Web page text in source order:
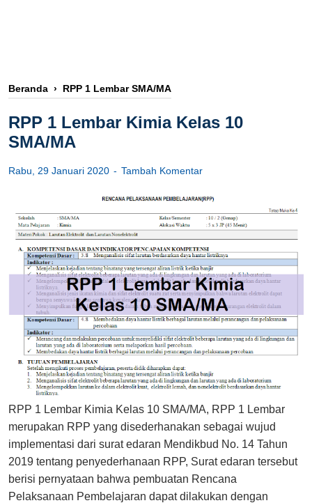
Beranda › RPP 1 Lembar SMA/MA
RPP 1 Lembar Kimia Kelas 10
SMA/MA
Rabu, 29 Januari 2020 Tambah Komentar
RPP 1 Lembar Kimia Kelas 10 SMA/MA, RPP 1 Lembar
merupakan RPP yang disederhanakan sebagai wujud
implementasi dari surat edaran Mendikbud No. 14 Tahun
2019 tentang penyederhanaan RPP, Surat edaran tersebut
berisi pernyataan bahwa pembuatan Rencana
Pelaksanaan Pembelajaran dapat dilakukan dengan